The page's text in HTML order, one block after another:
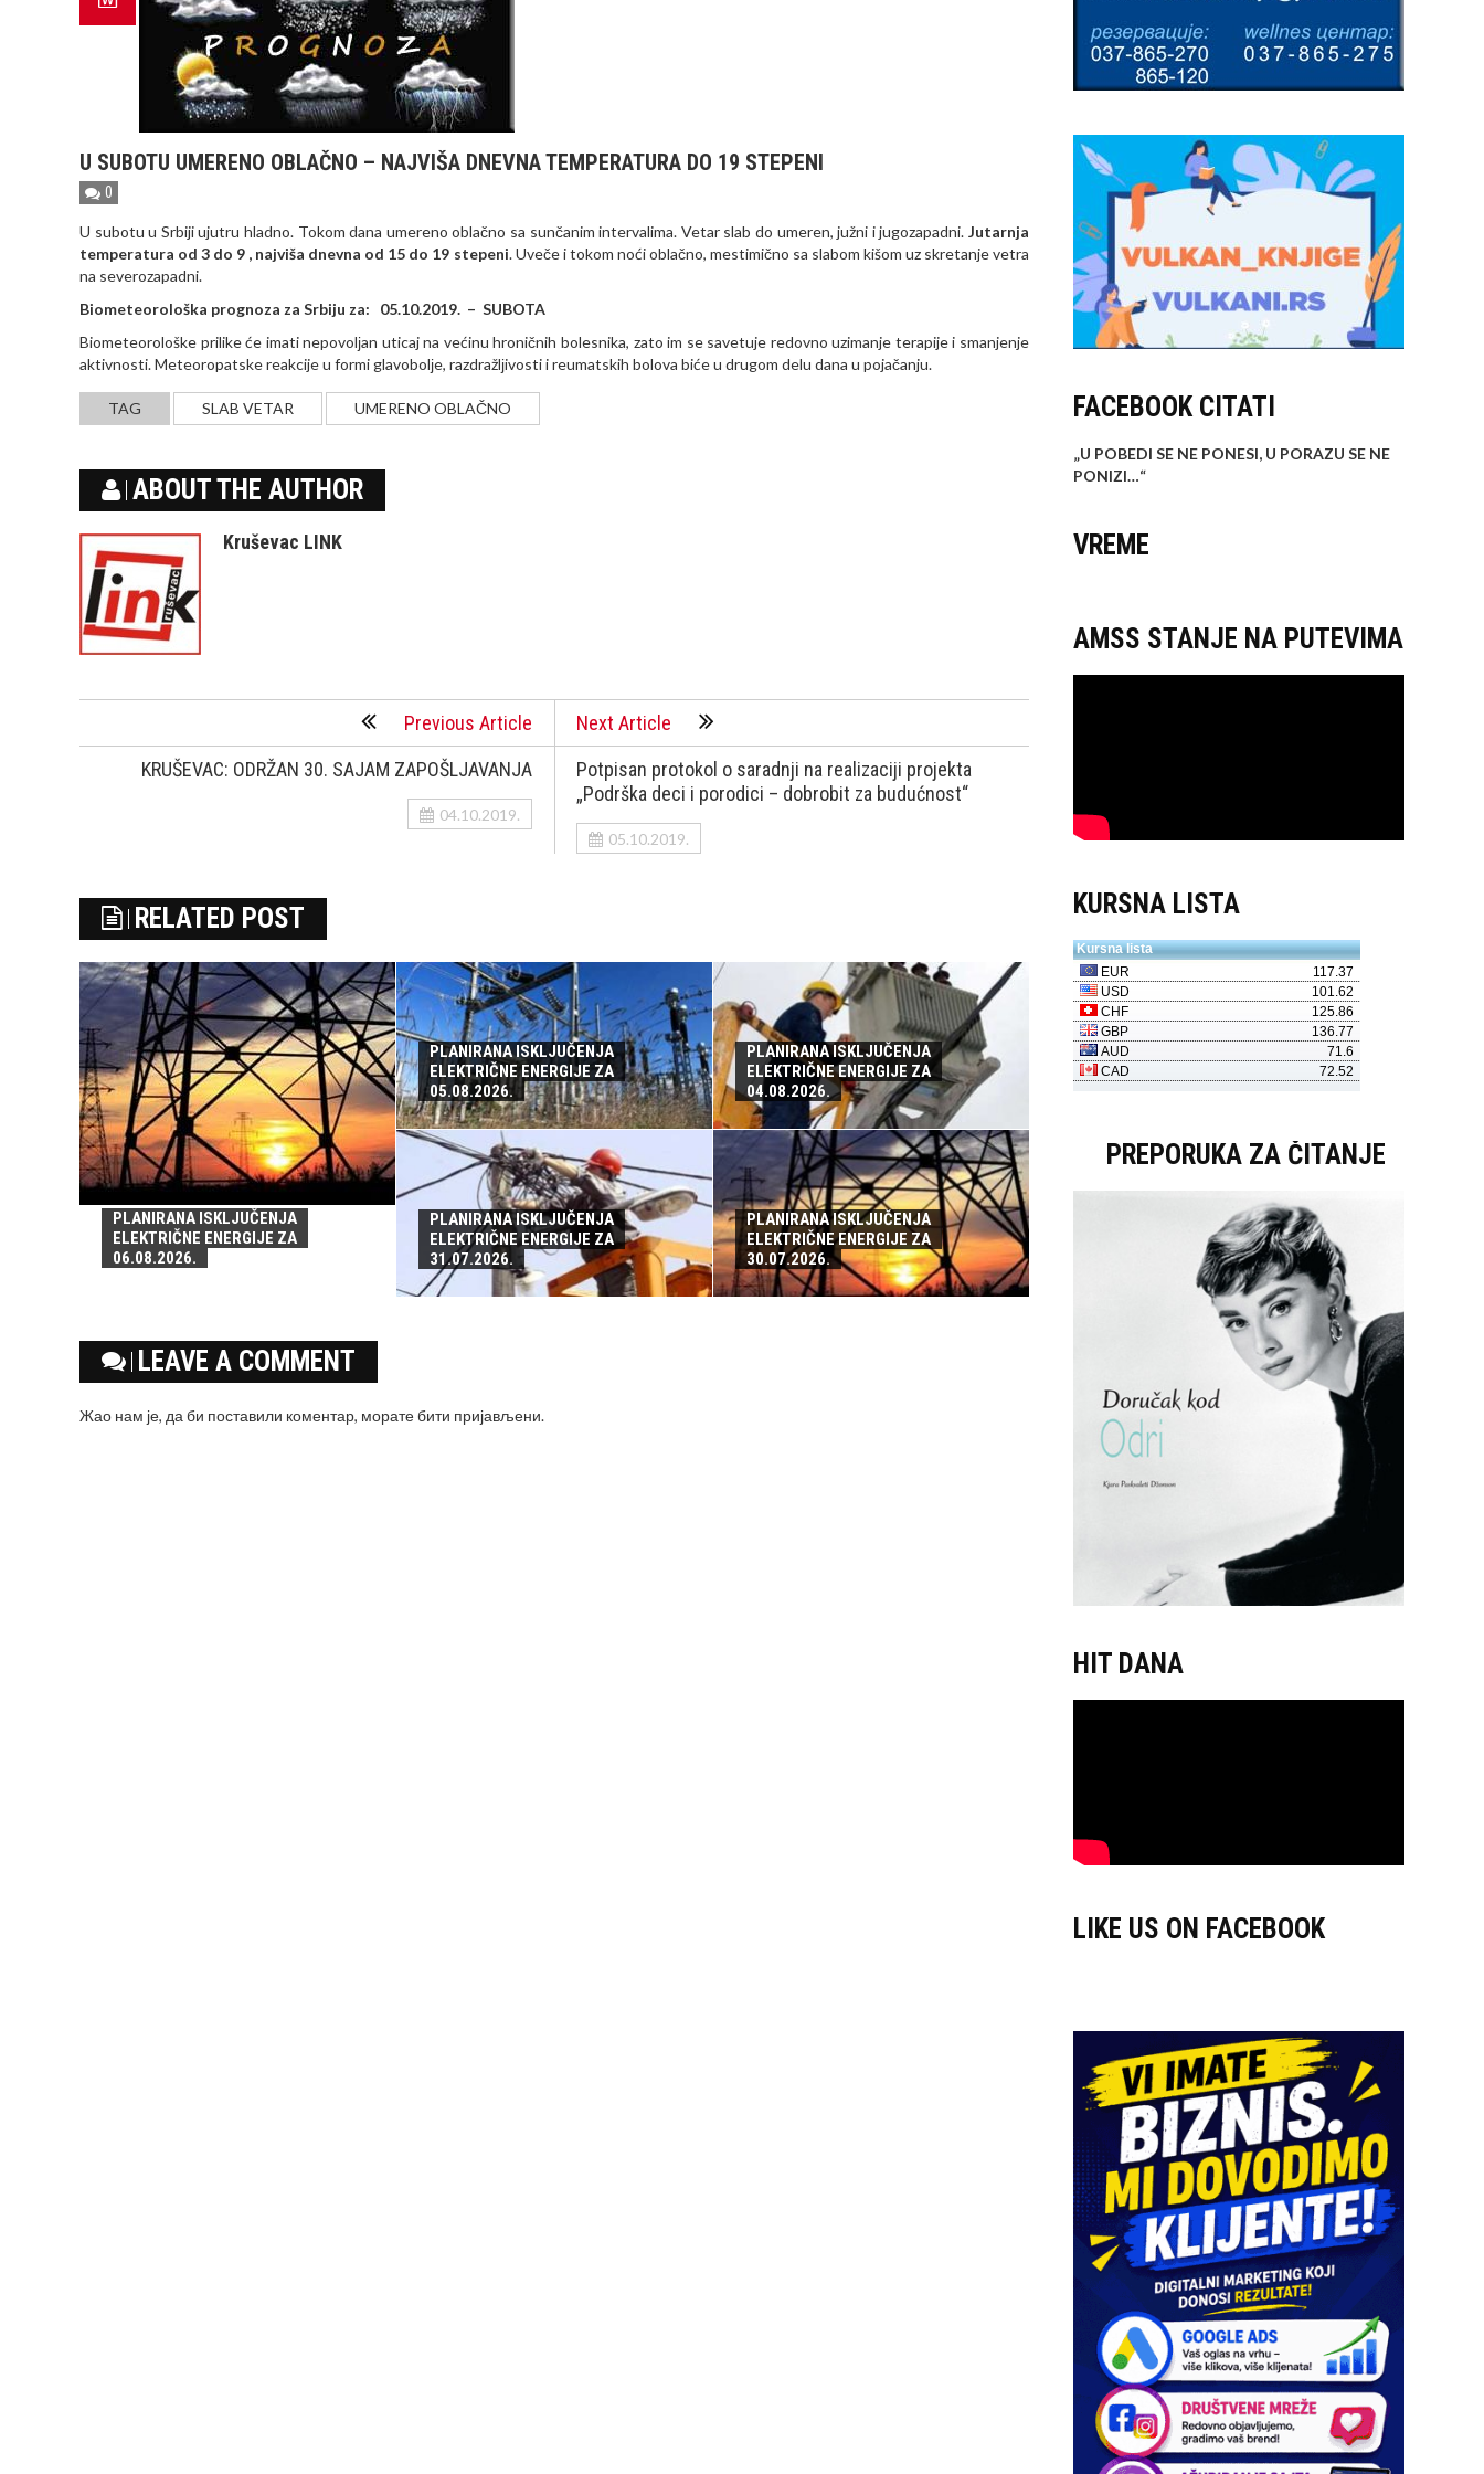
U SUBOTU UMERENO OBLAČNO – NAJVIŠA DNEVNA TEMPERATURA DO 19 STEPENI
0
U subotu u Srbiji ujutru hladno. Tokom dana umereno oblačno sa sunčanim intervalima. Vetar slab do umeren, južni i jugozapadni. Jutarnja
temperatura od 3 do 9 , najviša dnevna od 15 do 19 stepeni. Uveče i tokom noći oblačno, mestimično sa slabom kišom uz skretanje vetra
na severozapadni.
Biometeorološka prognoza za Srbiju za: 05.10.2019. – SUBOTA
Biometeorološke prilike će imati nepovolјan uticaj na većinu hroničnih bolesnika, zato im se savetuje redovno uzimanje terapije i smanjenje
aktivnosti. Meteoropatske reakcije u formi glavobolјe, razdražlјivosti i reumatskih bolova biće u drugom delu dana u pojačanju.
TAG SLAB VETAR UMERENO OBLAČNO
ABOUT THE AUTHOR
Kruševac LINK
Previous Article
KRUŠEVAC: ODRŽAN 30. SAJAM ZAPOŠLJAVANJA
04.10.2019.
Next Article
Potpisan protokol o saradnji na realizaciji projekta
„Podrška deci i porodici – dobrobit za budućnost“
05.10.2019.
RELATED POST
PLANIRANA ISKLJUČENJA
ELEKTRIČNE ENERGIJE ZA
06.08.2026.
PLANIRANA ISKLJUČENJA
ELEKTRIČNE ENERGIJE ZA
05.08.2026.
PLANIRANA ISKLJUČENJA
ELEKTRIČNE ENERGIJE ZA
04.08.2026.
PLANIRANA ISKLJUČENJA
ELEKTRIČNE ENERGIJE ZA
31.07.2026.
PLANIRANA ISKLJUČENJA
ELEKTRIČNE ENERGIJE ZA
30.07.2026.
LEAVE A COMMENT
Жао нам је, да би поставили коментар, моратебити пријављени.
FACEBOOK CITATI
„U POBEDI SE NE PONESI, U PORAZU SE NE
PONIZI…“
VREME
AMSS STANJE NA PUTEVIMA
KURSNA LISTA
PREPORUKA ZA ČITANJE
HIT DANA
LIKE US ON FACEBOOK